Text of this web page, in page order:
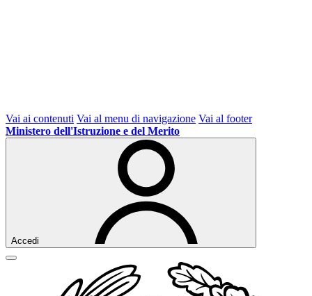
Vai ai contenuti Vai al menu di navigazione Vai al footer
Ministero dell'Istruzione e del Merito
Accedi